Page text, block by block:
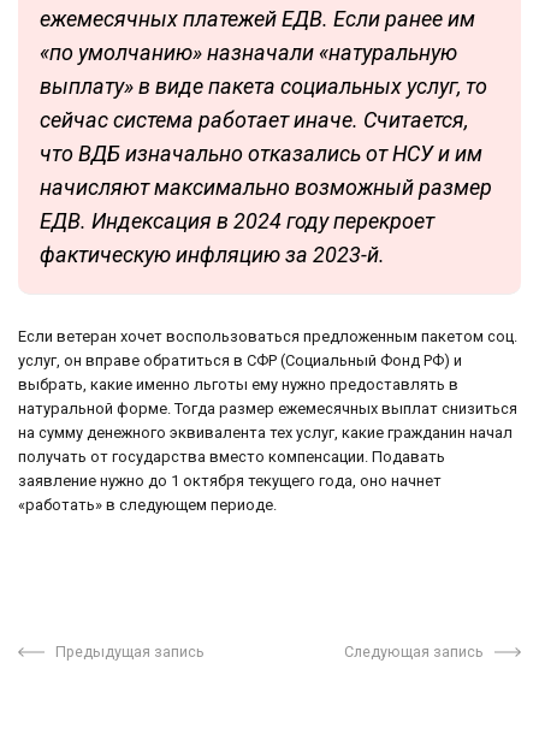
ежемесячных платежей ЕДВ. Если ранее им
«по умолчанию» назначали «натуральную
выплату» в виде пакета социальных услуг, то
сейчас система работает иначе. Считается,
что ВДБ изначально отказались от НСУ и им
начисляют максимально возможный размер
ЕДВ. Индексация в 2024 году перекроет
фактическую инфляцию за 2023-й.
Если ветеран хочет воспользоваться предложенным пакетом соц.
услуг, он вправе обратиться в СФР (Социальный Фонд РФ) и
выбрать, какие именно льготы ему нужно предоставлять в
натуральной форме. Тогда размер ежемесячных выплат снизиться
на сумму денежного эквивалента тех услуг, какие гражданин начал
получать от государства вместо компенсации. Подавать
заявление нужно до 1 октября текущего года, оно начнет
«работать» в следующем периоде.
Предыдущая запись Следующая запись